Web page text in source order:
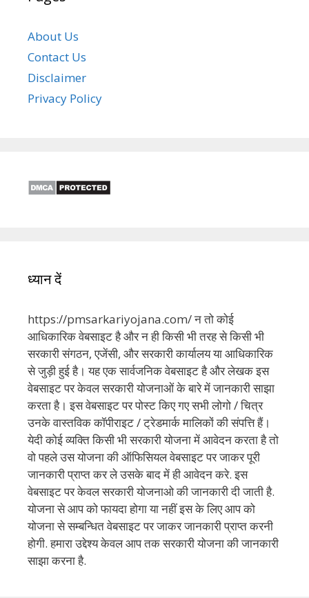
About Us
Contact Us
Disclaimer
Privacy Policy
ध्यान दें
https://pmsarkariyojana.com/ न तो कोई
आधिकारिक वेबसाइट है और न ही किसी भी तरह से किसी भी
सरकारी संगठन, एजेंसी, और सरकारी कार्यालय या आधिकारिक
से जुड़ी हुई है। यह एक सार्वजनिक वेबसाइट है और लेखक इस
वेबसाइट पर केवल सरकारी योजनाओं के बारे में जानकारी साझा
करता है। इस वेबसाइट पर पोस्ट किए गए सभी लोगो / चित्र
उनके वास्तविक कॉपीराइट / ट्रेडमार्क मालिकों की संपत्ति हैं।
येदी कोई व्यक्ति किसी भी सरकारी योजना में आवेदन करता है तो
वो पहले उस योजना की ऑफिसियल वेबसाइट पर जाकर पूरी
जानकारी प्राप्त कर ले उसके बाद में ही आवेदन करे. इस
वेबसाइट पर केवल सरकारी योजनाओ की जानकारी दी जाती है.
योजना से आप को फायदा होगा या नहीं इस के लिए आप को
योजना से सम्बन्धित वेबसाइट पर जाकर जानकारी प्राप्त करनी
होगी. हमारा उद्देश्य केवल आप तक सरकारी योजना की जानकारी
साझा करना है.